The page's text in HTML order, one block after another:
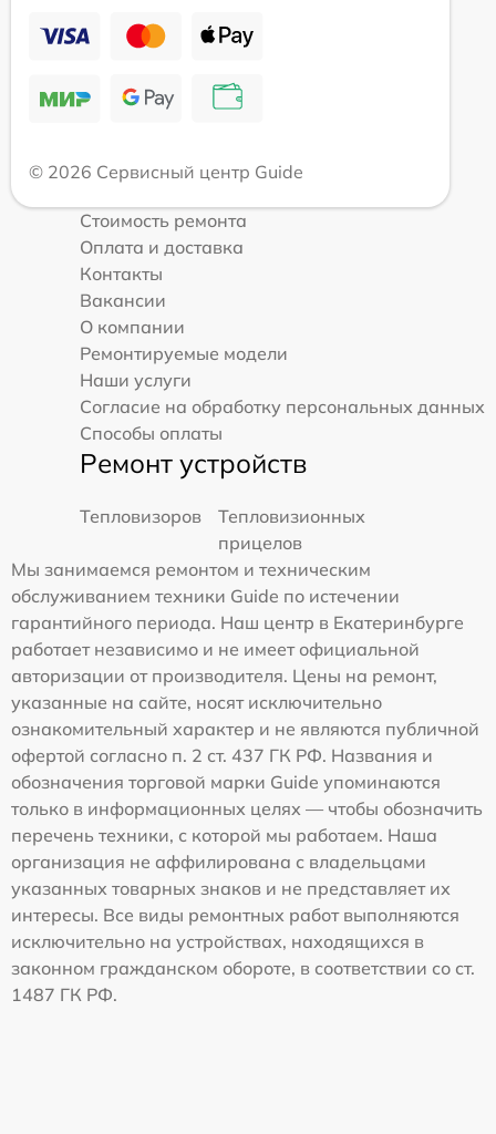
© 2026 Сервисный центр Guide
Стоимость ремонта
Оплата и доставка
Контакты
Вакансии
О компании
Ремонтируемые модели
Наши услуги
Согласие на обработку персональных данных
Способы оплаты
Ремонт устройств
Тепловизоров
Тепловизионных
прицелов
Мы занимаемся ремонтом и техническим
обслуживанием техники Guide по истечении
гарантийного периода. Наш центр в Екатеринбурге
работает независимо и не имеет официальной
авторизации от производителя. Цены на ремонт,
указанные на сайте, носят исключительно
ознакомительный характер и не являются публичной
офертой согласно п. 2 ст. 437 ГК РФ. Названия и
обозначения торговой марки Guide упоминаются
только в информационных целях — чтобы обозначить
перечень техники, с которой мы работаем. Наша
организация не аффилирована с владельцами
указанных товарных знаков и не представляет их
интересы. Все виды ремонтных работ выполняются
исключительно на устройствах, находящихся в
законном гражданском обороте, в соответствии со ст.
1487 ГК РФ.